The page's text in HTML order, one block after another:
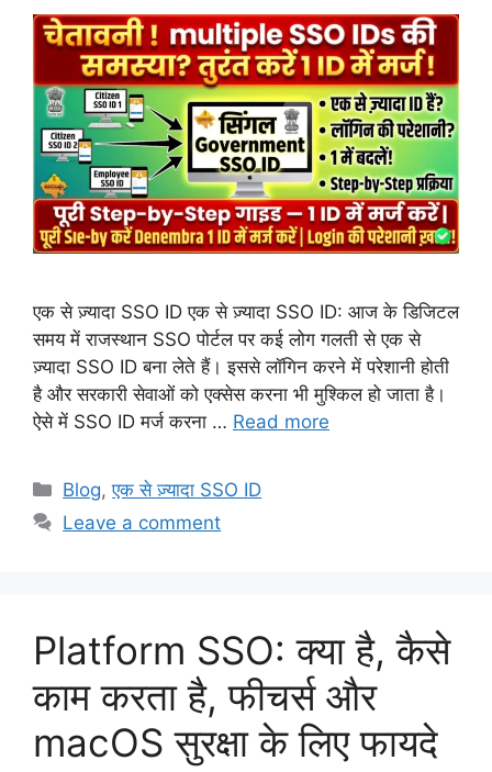
एक से ज़्यादा SSO ID एक से ज़्यादा SSO ID: आज के डिजिटल
समय में राजस्थान SSO पोर्टल पर कई लोग गलती से एक से
ज़्यादा SSO ID बना लेते हैं। इससे लॉगिन करने में परेशानी होती
है और सरकारी सेवाओं को एक्सेस करना भी मुश्किल हो जाता है।
ऐसे में SSO ID मर्ज करना … Read more
Categories
Blog,एक से ज़्यादा SSO ID
Leave a comment
Platform SSO: क्या है, कैसे
काम करता है, फीचर्स और
macOS सुरक्षा के लिए फायदे